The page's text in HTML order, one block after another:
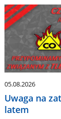
dół,
aby
wybrać
odpowiednią
pozycję.
Dane
zaktualizują
się
automatycznie.
05.08.2026
Uwaga na
latem